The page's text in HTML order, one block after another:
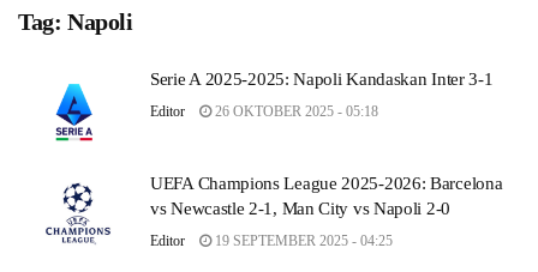
Tag: Napoli
Serie A 2025-2025: Napoli Kandaskan Inter 3-1
Editor 26 OKTOBER 2025 - 05:18
UEFA Champions League 2025-2026: Barcelona
vs Newcastle 2-1, Man City vs Napoli 2-0
Editor 19 SEPTEMBER 2025 - 04:25